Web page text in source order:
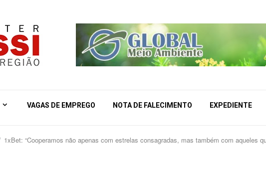
VAGAS DE EMPREGO NOTA DE FALECIMENTO EXPEDIENTE
1xBet: “Cooperamos não apenas com estrelas consagradas, mas também com aqueles